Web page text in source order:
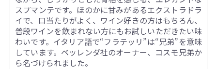
スプマンテです。ほのかに甘みがあるエクストラドラ
イで、口当たりがよく、ワイン好きの方はもちろん、
普段ワインを飲まれない方にもお試しいただきたい味
わいです。イタリア語で“フラテッリ”は“兄弟”を意味
しています。ベッレンダ社のオーナー、コスモ兄弟か
ら名づけられました。